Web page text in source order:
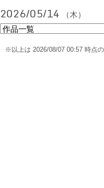
2026/05/14 （木）
※以上は 2026/08/07 00:57 時点